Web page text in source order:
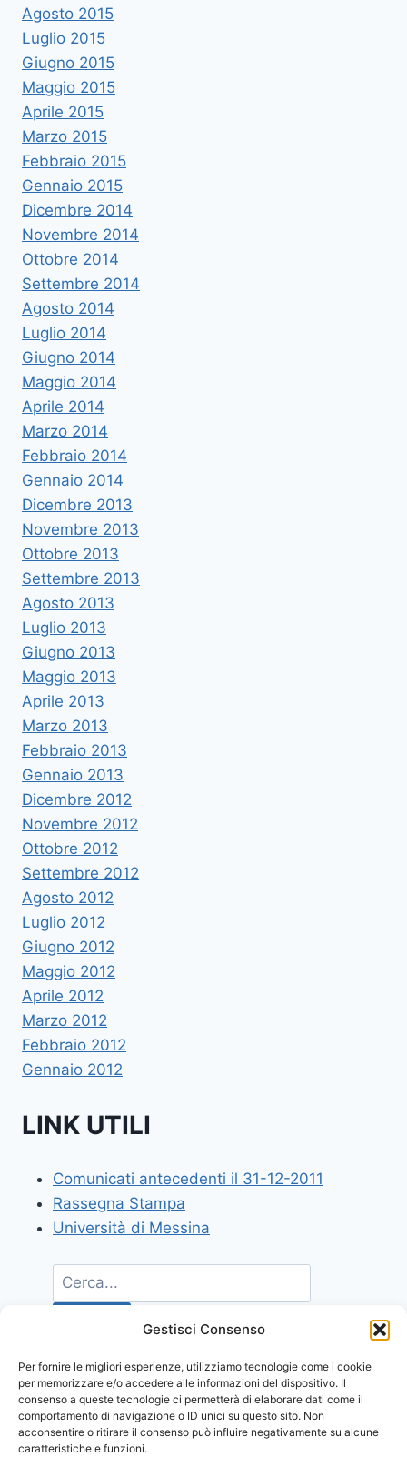
Gestisci Consenso
Per fornire le migliori esperienze, utilizziamo tecnologie come i cookie
per memorizzare e/o accedere alle informazioni del dispositivo. Il
consenso a queste tecnologie ci permetterà di elaborare dati come il
comportamento di navigazione o ID unici su questo sito. Non
acconsentire o ritirare il consenso può influire negativamente su alcune
caratteristiche e funzioni.
Agosto 2015
Luglio 2015
Giugno 2015
Maggio 2015
Aprile 2015
Marzo 2015
Febbraio 2015
Gennaio 2015
Dicembre 2014
Novembre 2014
Ottobre 2014
Settembre 2014
Agosto 2014
Luglio 2014
Giugno 2014
Maggio 2014
Aprile 2014
Marzo 2014
Febbraio 2014
Gennaio 2014
Dicembre 2013
Novembre 2013
Ottobre 2013
Settembre 2013
Agosto 2013
Luglio 2013
Giugno 2013
Maggio 2013
Aprile 2013
Marzo 2013
Febbraio 2013
Gennaio 2013
Dicembre 2012
Novembre 2012
Ottobre 2012
Settembre 2012
Agosto 2012
Luglio 2012
Giugno 2012
Maggio 2012
Aprile 2012
Marzo 2012
Febbraio 2012
Gennaio 2012
LINK UTILI
Comunicati antecedenti il 31-12-2011
Rassegna Stampa
Università di Messina